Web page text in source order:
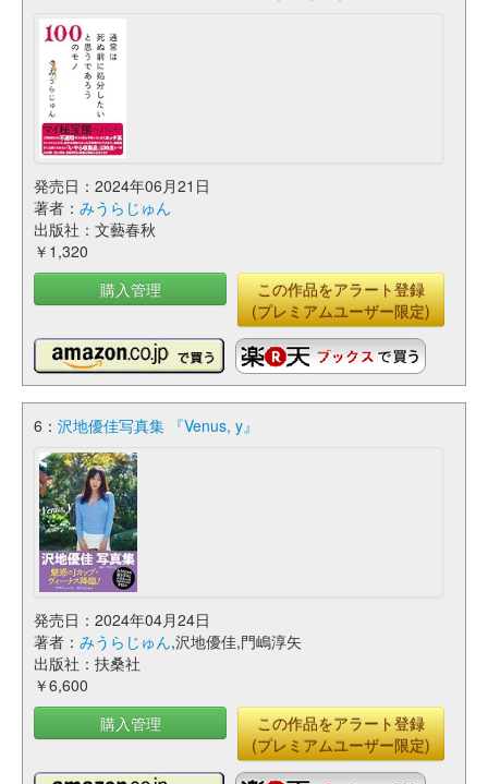
発売日：2024年06月21日
著者： みうらじゅん
出版社：文藝春秋
￥1,320
購入管理
この作品をアラート登録
(プレミアムユーザー限定)
6： 沢地優佳写真集 『Venus, y』
発売日：2024年04月24日
著者： みうらじゅん,沢地優佳,門嶋淳矢
出版社：扶桑社
￥6,600
購入管理
この作品をアラート登録
(プレミアムユーザー限定)